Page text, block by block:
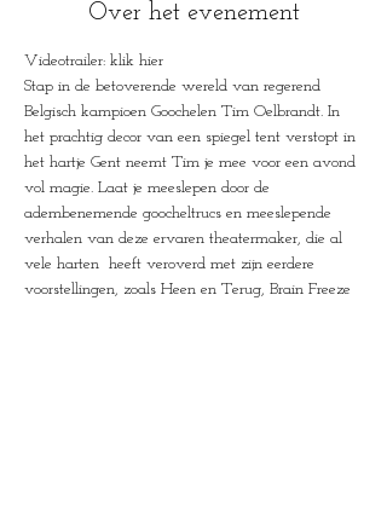
Over het evenement
Videotrailer: klik hier
Stap in de betoverende wereld van regerend
Belgisch kampioen Goochelen Tim Oelbrandt. In
het prachtig decor van een spiegel tent verstopt in
het hartje Gent neemt Tim je mee voor een avond
vol magie. Laat je meeslepen door de
adembenemende goocheltrucs en meeslepende
verhalen van deze ervaren theatermaker, die al
vele harten  heeft veroverd met zijn eerdere
voorstellingen, zoals Heen en Terug, Brain Freeze